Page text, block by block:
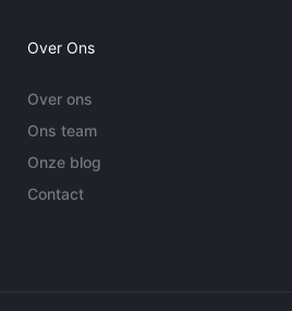
Over Ons
Over ons
Ons team
Onze blog
Contact